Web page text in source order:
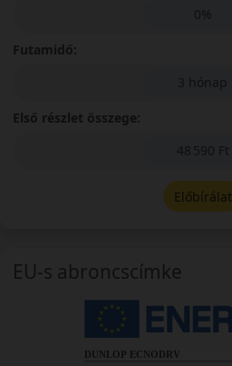
0%
Futamidő:
3 hónap
Első részlet összege:
48 590 Ft
Előbírálat
EU-s abroncscímke